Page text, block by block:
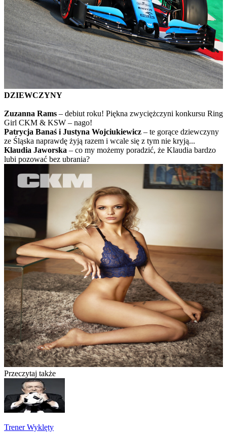
DZIEWCZYNY
Zuzanna Rams – debiut roku! Piękna zwyciężczyni konkursu Ring
Girl CKM & KSW – nago!
Patrycja Banaś i Justyna Wojciukiewicz – te gorące dziewczyny
ze Śląska naprawdę żyją razem i wcale się z tym nie kryją...
Klaudia Jaworska – co my możemy poradzić, że Klaudia bardzo
lubi pozować bez ubrania?
Przeczytaj także
Trener Wyklęty